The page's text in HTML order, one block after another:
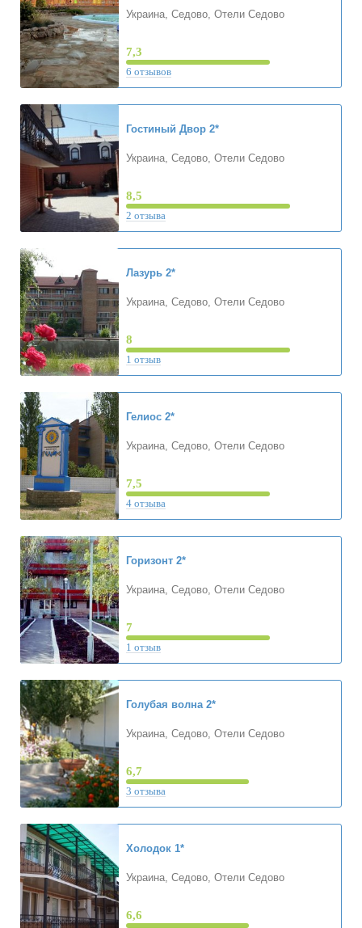
Украина, Седово, Отели Седово
7,3
6 отзывов
Гостиный Двор 2*
Украина, Седово, Отели Седово
8,5
2 отзыва
Лазурь 2*
Украина, Седово, Отели Седово
8
1 отзыв
Гелиос 2*
Украина, Седово, Отели Седово
7,5
4 отзыва
Горизонт 2*
Украина, Седово, Отели Седово
7
1 отзыв
Голубая волна 2*
Украина, Седово, Отели Седово
6,7
3 отзыва
Холодок 1*
Украина, Седово, Отели Седово
6,6